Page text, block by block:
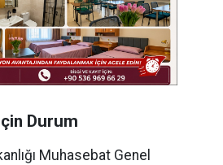
Durum
Muhasebat Genel